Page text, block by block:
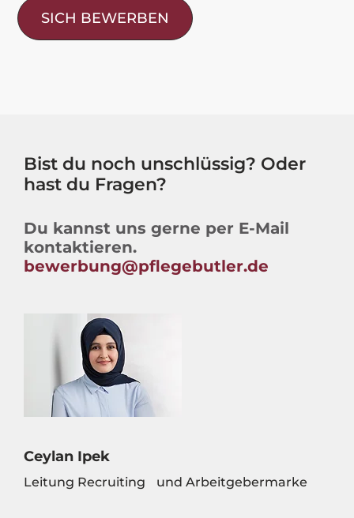
SICH BEWERBEN
Bist du noch unschlüssig? Oder
hast du Fragen?
Du kannst uns gerne per E-Mail
kontaktieren.
bewerbung@pflegebutler.de
Ceylan Ipek
Leitung Recruiting und Arbeitgebermarke